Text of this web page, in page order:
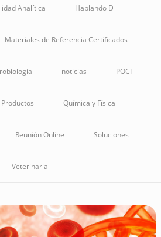
Analítica Hablando D
Materiales de Referencia Certificados
noticias POCT
Química y Física
Reunión Online Soluciones
Veterinaria